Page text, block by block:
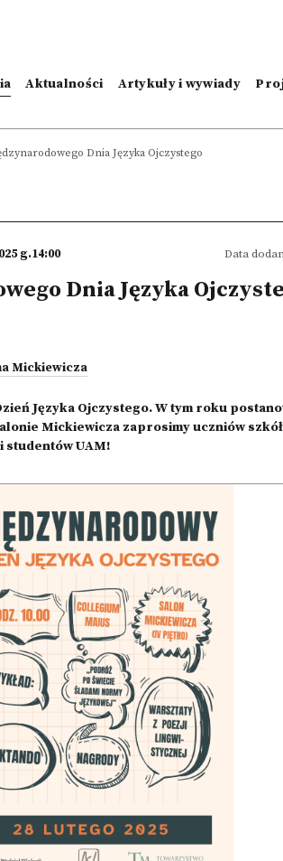
Aktualności Artykuły i wywiady
Dnia Języka Ojczystego
g.14:00 Data
Dnia Języka
Mickiewicza
Języka Ojczystego. W tym roku
Mickiewicza zaprosimy uczniów
studentów UAM!